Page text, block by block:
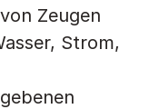
Zeugen
Strom,